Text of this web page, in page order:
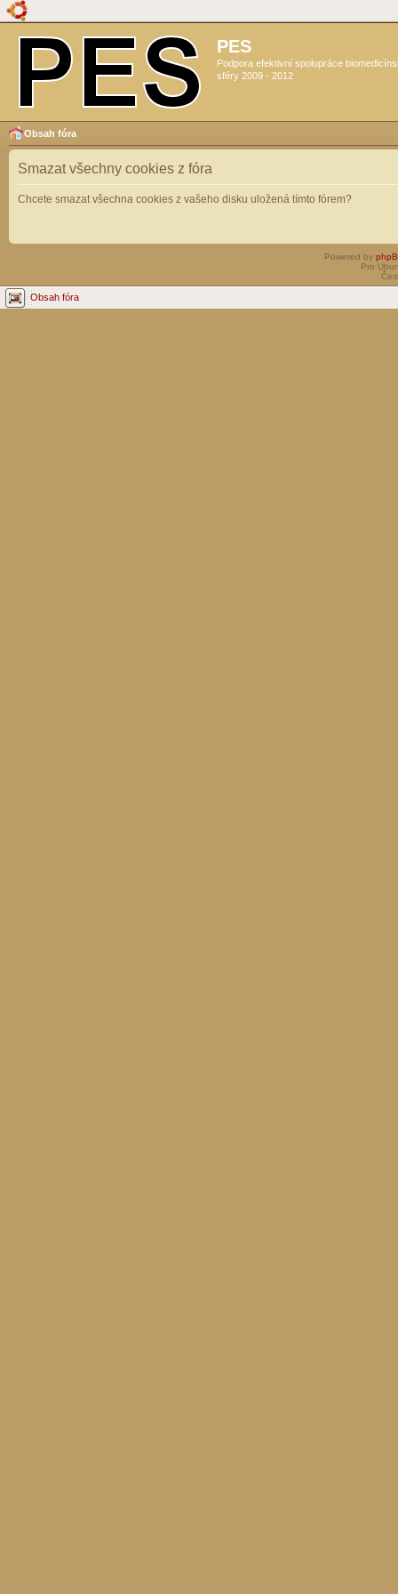
PES
Podpora efektivní spolupráce
sféry 2009 - 2012
Obsah fóra
Smazat všechny cookies z fóra
Chcete smazat všechna cookies z vašeho disku uložená tímto fórem?
Powered by
Pro
Obsah fóra